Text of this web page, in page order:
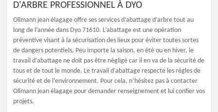
D'ARBRE PROFESSIONNEL À DYO
Ollmann jean élagage offre ses services d’abattage d’arbre tout au
long de l’année dans Dyo 71610. L’abattage est une opération
préventive visant à la sécurisation des lieux pour éviter toutes sortes
de dangers potentiels. Peu importe la saison, en été ou en hiver, le
travail d’abattage ne doit pas être négligé car il en va de la sécurité de
tous et de tout le monde. Le travail d’abattage respecte les règles de
sécurité et de l’environnement. Pour cela, n’hésitez pas à contacter
Ollmann jean élagage pour demander renseignement et lui confier vos
projets.